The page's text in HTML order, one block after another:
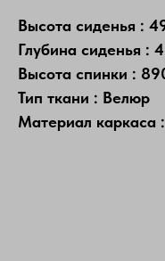
Высота сиденья :
Глубина сиденья :
Высота спинки :
Тип ткани : Велюр
Материал каркаса